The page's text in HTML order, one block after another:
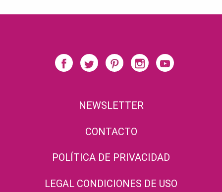
NEWSLETTER
CONTACTO
POLÍTICA DE PRIVACIDAD
LEGAL CONDICIONES DE USO